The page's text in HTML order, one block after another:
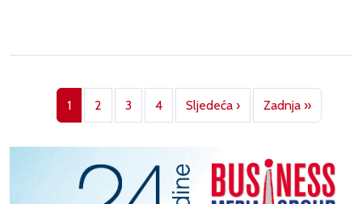
Pagination
1 2 3 4 Sljedeća ›Next page
Zadnja »Last